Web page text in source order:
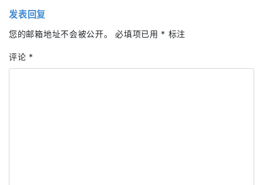
发表回复
您的邮箱地址不会被公开。 必填项已用 * 标注
评论 *